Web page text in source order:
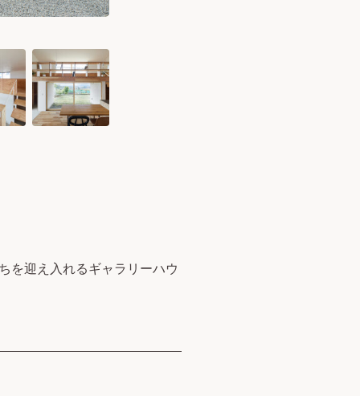
を迎え入れるギャラリーハウ